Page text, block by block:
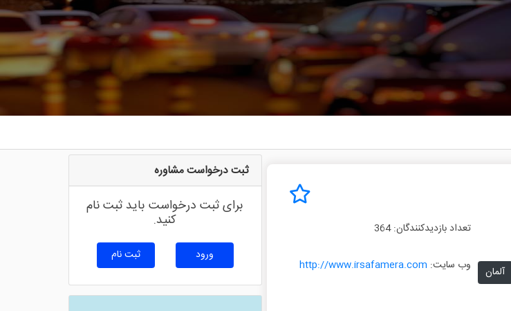
تعداد بازدیدکنندگان:364
آلمان
وب سایت: http://www.irsafamera.com
ثبت درخواست مشاوره
برای ثبت درخواست باید ثبت نام
کنید.
ورود ثبت نام